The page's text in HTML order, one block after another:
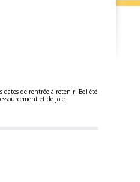
dates de rentrée à retenir. Bel été
et de joie.